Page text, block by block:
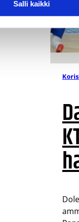
Salli kaikki